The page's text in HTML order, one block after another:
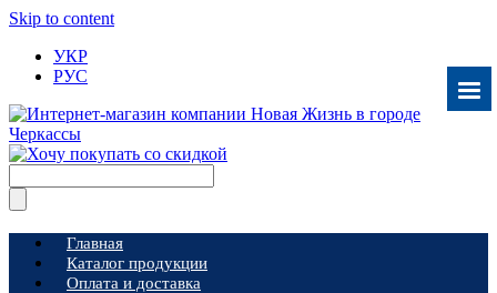
Skip to content
УКР
РУС
Главная
Каталог продукции
Оплата и доставка